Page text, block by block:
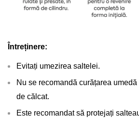
Întreținere:
Evitați umezirea saltelei.
Nu se recomandă curățarea umedă
de călcat.
Este recomandat să protejați